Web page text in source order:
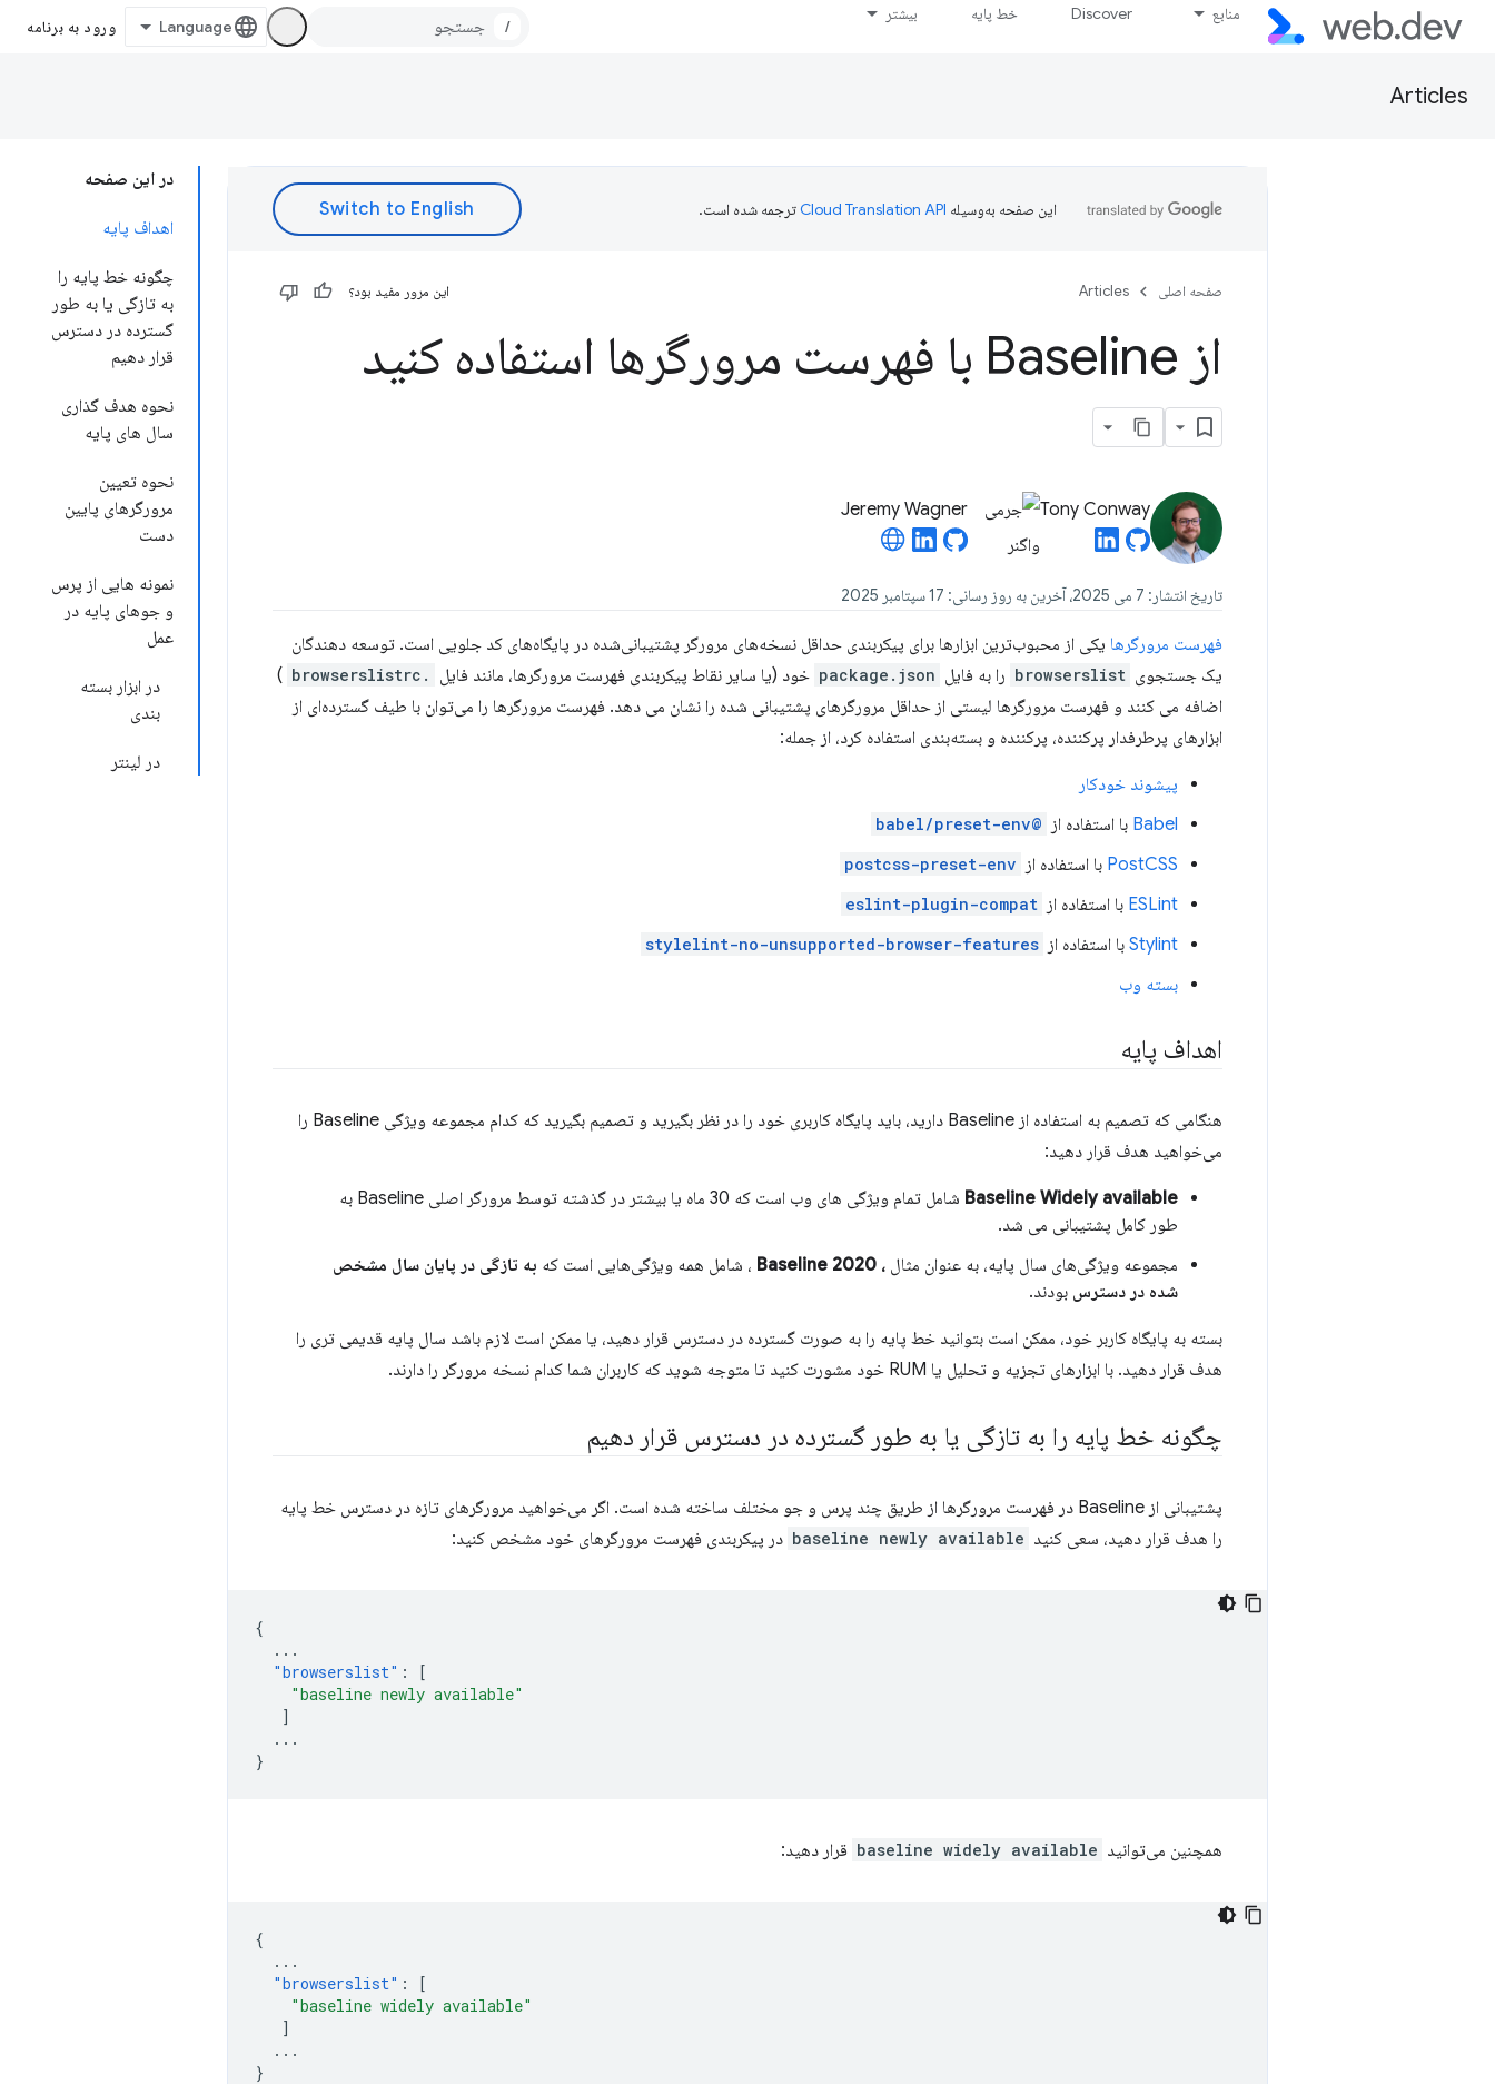
منابع Discover خط پایه بیشتر
/ ورود به برنامه
Articles
در این صفحه
اهداف پایه
چگونه خط پایه را
به تازگی یا به طور
گسترده در دسترس
قرار دهیم
نحوه هدف گذاری
سال های پایه
نحوه تعیین
مرورگرهای پایین
دست
نمونه هایی از پرس
و جوهای پایه در
عمل
در ابزار بسته
بندی
در لینتر
این صفحه به‌وسیله ترجمه شده است.
صفحه اصلی Articles این مرور مفید بود؟
از Baseline با فهرست مرورگرها استفاده کنید
Tony Conway
Jeremy Wagner
تاریخ انتشار: 7 می 2025، آخرین به روز رسانی: 17 سپتامبر 2025
فهرست مرورگرها یکی از محبوب‌ترین ابزارها برای پیکربندی حداقل نسخه‌های مرورگر پشتیبانی‌شده در پایگاه‌های کد جلویی است. توسعه دهندگان
یک جستجوی browserslist را به فایل package.json خود (یا سایر نقاط پیکربندی فهرست مرورگرها، مانند فایل .browserslistrc
)
اضافه می کنند و فهرست مرورگرها لیستی از حداقل مرورگرهای پشتیبانی شده را نشان می دهد. فهرست مرورگرها را می‌توان با طیف گسترده‌ای از
ابزارهای پرطرفدار پرکننده، پرکننده و بسته‌بندی استفاده کرد، از جمله:
پیشوند خودکار
Babel با استفاده از @babel/preset-env
PostCSS با استفاده از postcss-preset-env
ESLint با استفاده از eslint-plugin-compat
Stylint با استفاده از stylelint-no-unsupported-browser-features
بسته وب
اهداف پایه
هنگامی که تصمیم به استفاده از Baseline دارید، باید پایگاه کاربری خود را در نظر بگیرید و تصمیم بگیرید که کدام مجموعه ویژگی Baseline را
می‌خواهید هدف قرار دهید:
Baseline Widely available
شامل تمام ویژگی های وب است که 30 ماه یا بیشتر در گذشته توسط مرورگر اصلی Baseline به
طور کامل پشتیبانی می شد.
مجموعه ویژگی‌های سال پایه، به عنوان مثال ، Baseline 2020 ، شامل همه ویژگی‌هایی است که به تازگی در پایان سال مشخص
شده در دسترس بودند.
بسته به پایگاه کاربر خود، ممکن است بتوانید خط پایه را به صورت گسترده در دسترس قرار دهید، یا ممکن است لازم باشد سال پایه قدیمی تری را
هدف قرار دهید. با ابزارهای تجزیه و تحلیل یا RUM خود مشورت کنید تا متوجه شوید که کاربران شما کدام نسخه مرورگر را دارند.
چگونه خط پایه را به تازگی یا به طور گسترده در دسترس قرار دهیم
پشتیبانی از Baseline در فهرست مرورگرها از طریق چند پرس و جو مختلف ساخته شده است. اگر می‌خواهید مرورگرهای تازه در دسترس خط پایه
را هدف قرار دهید، سعی کنید baseline newly available در پیکربندی فهرست مرورگرهای خود مشخص کنید:
{
...
"browserslist" :
[
"baseline newly available"
]
...
}
همچنین می‌توانید baseline widely available قرار دهید:
{
...
"browserslist" :
[
"baseline widely available"
]
...
}